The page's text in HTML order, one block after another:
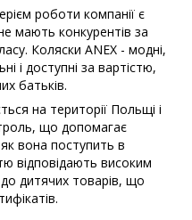
роботи компанії є
мають конкурентів за
Коляски ANEX - модні,
і доступні за вартістю,
батьків.
на території Польщі і
що допомагає
вона поступить в
відповідають високим
дитячих товарів, що